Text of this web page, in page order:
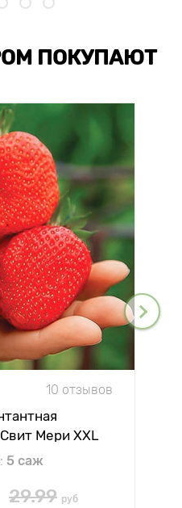
ПОКУПАЮТ
10 отзывов
Мери XXL
5 саж
29.99 руб